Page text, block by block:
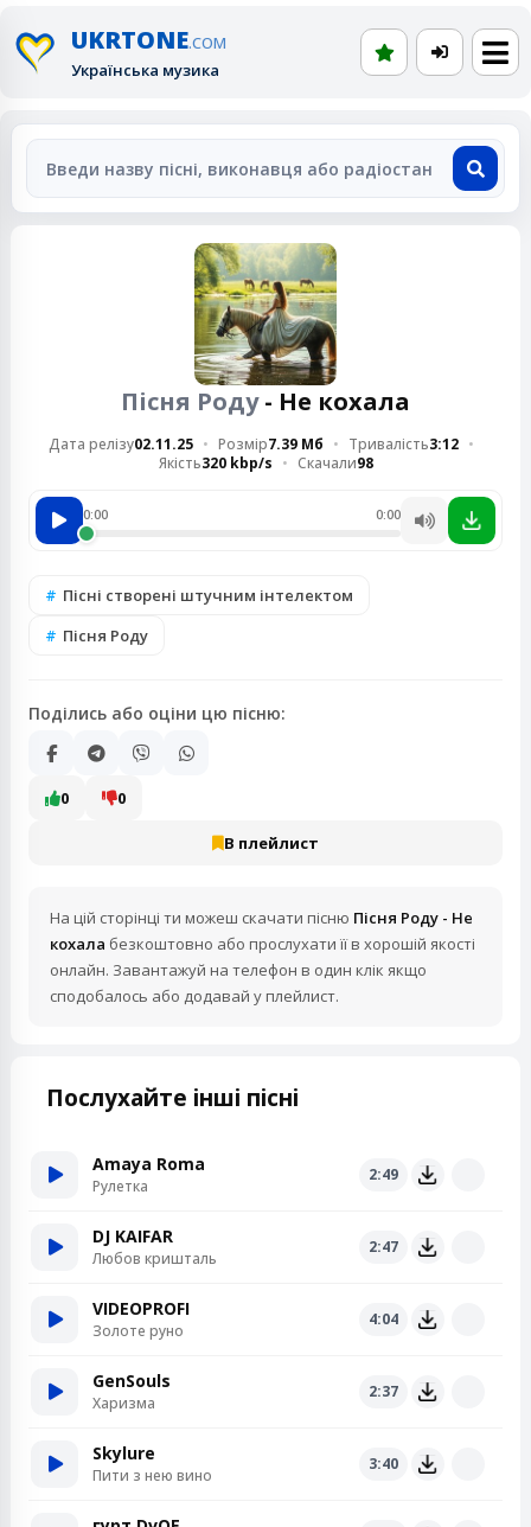
UKRTONE.COM
Українська музика
Пісня Роду- Не кохала
Дата релізу02.11.25 Розмір7.39 Мб Тривалість3:12
Якість320 kbp/s Скачали98
0:00 0:00
Пісні створені штучним інтелектом
Пісня Роду
Поділись або оціни цю пісню:
0 0
В плейлист
На цій сторінці ти можеш скачати пісню Пісня Роду - Не
кохала безкоштовно або прослухати її в хорошій якості
онлайн. Завантажуй на телефон в один клік якщо
сподобалось або додавай у плейлист.
Послухайте інші пісні
Amaya Roma
Рулетка
2:49
DJ KAIFAR
Любов кришталь
2:47
VIDEOPROFI
Золоте руно
4:04
GenSouls
Харизма
2:37
Skylure
Пити з нею вино
3:40